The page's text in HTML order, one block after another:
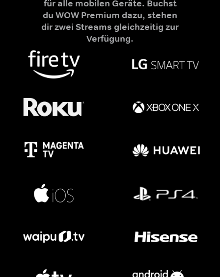
für alle mobilen Geräte. Buchst
du WOW Premium dazu, stehen
dir zwei Streams gleichzeitig zur
Verfügung.